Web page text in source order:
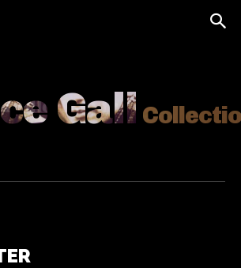
Gall